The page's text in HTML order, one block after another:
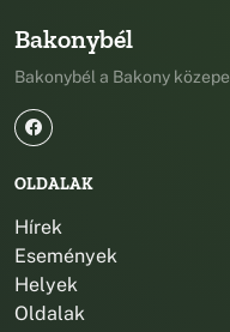
Bakonybél
Bakonybél a Bakony közepe
OLDALAK
Hírek
Események
Helyek
Oldalak